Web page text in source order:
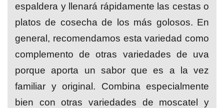
espaldera y llenará rápidamente las cestas o
platos de cosecha de los más golosos. En
general, recomendamos esta variedad como
complemento de otras variedades de uva
porque aporta un sabor que es a la vez
familiar y original. Combina especialmente
bien con otras variedades de moscatel y